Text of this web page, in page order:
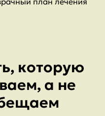
которую
а не